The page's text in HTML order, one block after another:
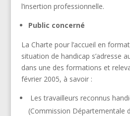
l’insertion professionnelle.
Public concerné
La Charte pour l’accueil en
situation de handicap s’adresse
dans une des formations et
février 2005, à savoir :
Les travailleurs reconnus
(Commission Départementale